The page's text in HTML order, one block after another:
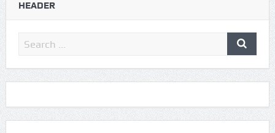
HEADER